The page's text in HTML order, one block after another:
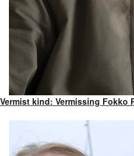
Vermist kind: Vermissing Fokko